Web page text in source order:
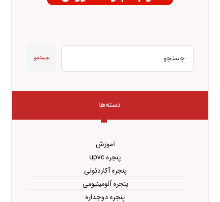
جستجو
دسته‌ها
آموزش
پنجره upvc
پنجره آکاردئونی
پنجره آلومینیومی
پنجره دوجداره